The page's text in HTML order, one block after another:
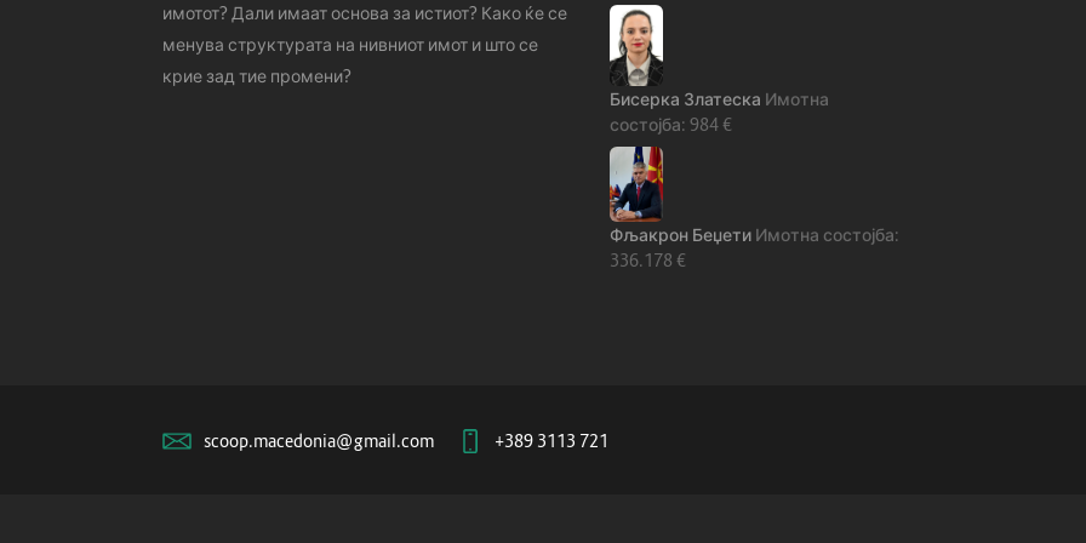
имотот? Дали имаат основа за истиот? Како ќе се
менува структурата на нивниот имот и што се
крие зад тие промени?
Бисерка Златеска
984€
Фљакрон Беџети
336.178€
scoop.macedonia@gmail.com +389 3113 721